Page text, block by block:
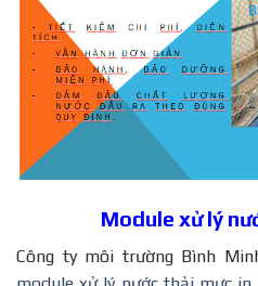
Module xử lý
Công ty môi trường Bình